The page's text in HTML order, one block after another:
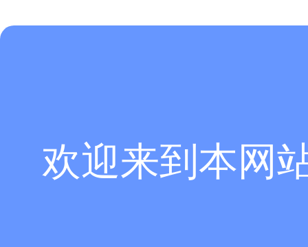
欢迎来到本网